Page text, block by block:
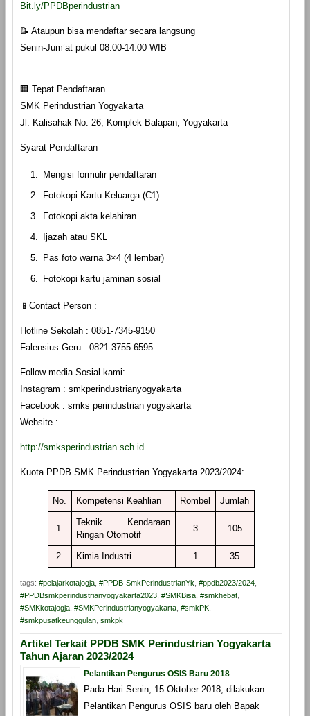
Bit.ly/PPDBperindustrian
📝 Ataupun bisa mendaftar secara langsung
Senin-Jum’at pukul 08.00-14.00 WIB
🏢 Tepat Pendaftaran
SMK Perindustrian Yogyakarta
Jl. Kalisahak No. 26, Komplek Balapan, Yogyakarta
Syarat Pendaftaran
Mengisi formulir pendaftaran
Fotokopi Kartu Keluarga (C1)
Fotokopi akta kelahiran
Ijazah atau SKL
Pas foto warna 3×4 (4 lembar)
Fotokopi kartu jaminan sosial
📱Contact Person :
Hotline Sekolah : 0851-7345-9150
Falensius Geru : 0821-3755-6595
Follow media Sosial kami:
Instagram : smkperindustrianyogyakarta
Facebook : smks perindustrian yogyakarta
Website :
http://smksperindustrian.sch.id
Kuota PPDB SMK Perindustrian Yogyakarta 2023/2024:
No. Kompetensi Keahlian Rombel Jumlah
1.
Teknik Kendaraan
Ringan Otomotif
3 105
2. Kimia Industri 1 35
tags: #pelajarkotajogja, #PPDB-SmkPerindustrianYk #ppdb2023/2024,
#PPDBsmkperindustrianyogyakarta2023, #SMKBisa, #smkhebat,
#SMKkotajogja, #SMKPerindustrianyogyakarta, #smkPK,
#smkpusatkeunggulan, smkpk
Artikel Terkait PPDB SMK Perindustrian Yogyakarta
Tahun Ajaran 2023/2024
Pelantikan Pengurus OSIS Baru 2018
Pada Hari Senin, 15 Oktober 2018, dilakukan
Pelantikan Pengurus OSIS baru oleh Bapak